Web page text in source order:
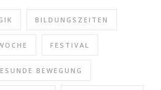
BILDUNGSZEITEN
FESTIVAL
BEWEGUNG